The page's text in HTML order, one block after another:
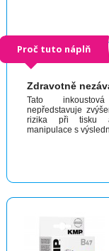
Proč tuto náplň
Zdravotně
Tato
nepředstavuje
rizika při tisku
manipulace s